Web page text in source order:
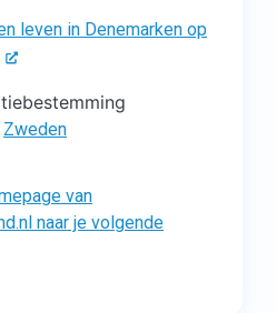
leven in Denemarken op
Zweden
van
naar je volgende